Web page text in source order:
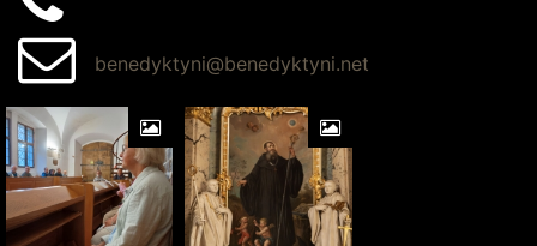
benedyktyni@benedyktyni.net